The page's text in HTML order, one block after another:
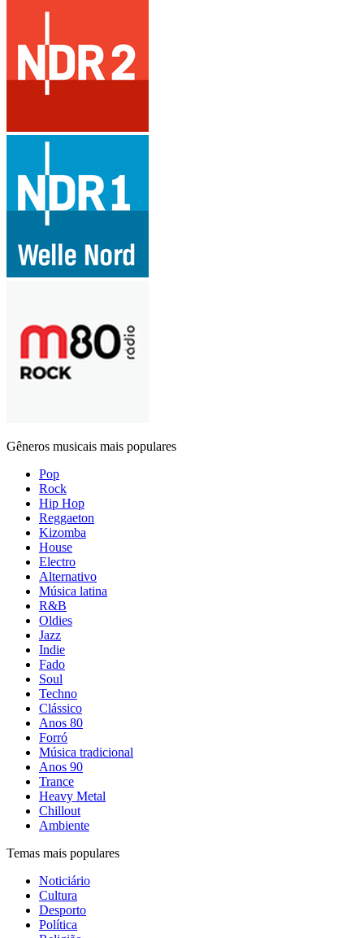
Gêneros musicais mais populares
Pop
Rock
Hip Hop
Reggaeton
Kizomba
House
Electro
Alternativo
Música latina
R&B
Oldies
Jazz
Indie
Fado
Soul
Techno
Clássico
Anos 80
Forró
Música tradicional
Anos 90
Trance
Heavy Metal
Chillout
Ambiente
Temas mais populares
Noticiário
Cultura
Desporto
Política